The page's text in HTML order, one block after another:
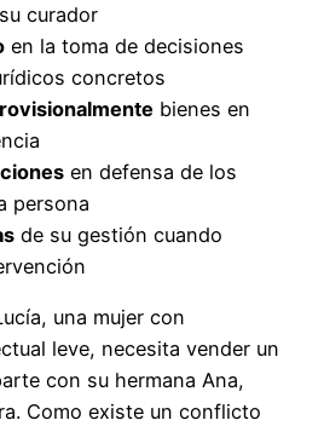
curador
en la toma de decisiones
concretos
bienes en
en defensa de los
persona
de su gestión cuando
una mujer con
leve, necesita vender un
con su hermana Ana,
Como existe un conflicto